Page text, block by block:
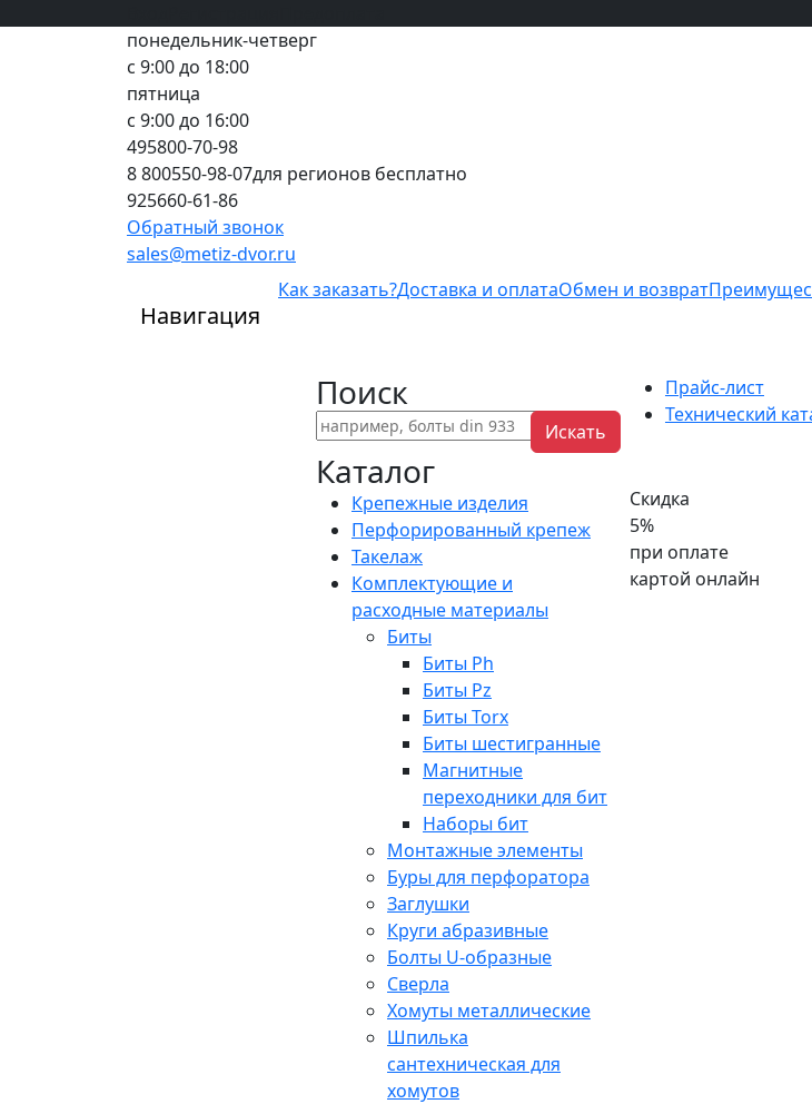
понедельник-четверг
с 9:00 до 18:00
пятница
с 9:00 до 16:00
495800-70-98
8 800550-98-07для регионов бесплатно
925660-61-86
Обратный звонок
sales@metiz-dvor.ru
Навигация
Как заказать?Доставка и оплатаОбмен и возврат
Поиск
Искать
Каталог
Крепежные изделия
Перфорированный крепеж
Такелаж
Комплектующие и
расходные материалы
Биты
Биты Ph
Биты Pz
Биты Torx
Биты шестигранные
Магнитные
переходники для бит
Наборы бит
Монтажные элементы
Буры для перфоратора
Заглушки
Круги абразивные
Болты U-образные
Сверла
Хомуты металлические
Шпилька
сантехническая для
хомутов
Прайс-лист
Технический
Скидка
5%
при оплате
картой онлайн